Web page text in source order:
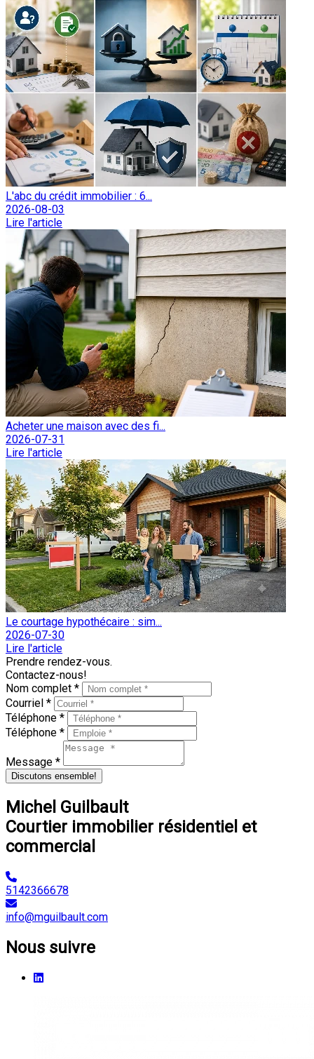
L'abc du crédit immobilier : 6...
2026-08-03
Lire l'article
Acheter une maison avec des fi...
2026-07-31
Lire l'article
Le courtage hypothécaire : sim...
2026-07-30
Lire l'article
Prendre rendez-vous.
Contactez-nous!
Nom complet *
Courriel *
Téléphone *
Téléphone *
Message *
Discutons ensemble!
Michel Guilbault
Courtier immobilier résidentiel et
commercial
5142366678
info@mguilbault.com
Nous suivre